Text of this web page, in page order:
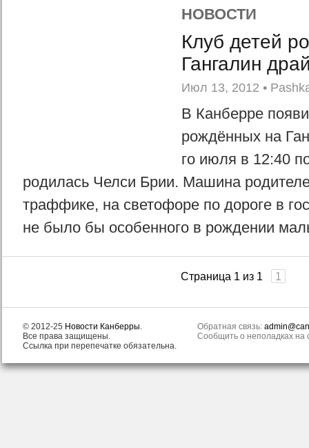
НОВОСТИ
Клуб детей
Гангалин
Июл 13, 2012 •
В Канберре
рождённых на
го июля в 12:40
родилась Челси Брии. Машина
траффике, на светофоре по дороге в
не было бы особенного в рождении
Страница 1 из 1 1
© 2012-25 Новости Канберры.
Все права защищены.
Ссылка при перепечатке обязательна.
Обратная связь:
Сообщить о неполадках на